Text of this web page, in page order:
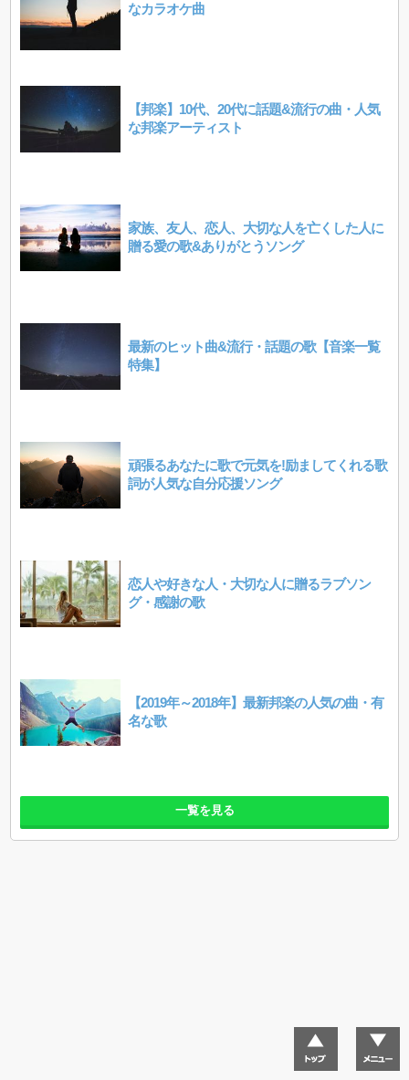
なカラオケ曲
【邦楽】10代、20代に話題&流行の曲・人気
な邦楽アーティスト
家族、友人、恋人、大切な人を亡くした人に
贈る愛の歌&ありがとうソング
最新のヒット曲&流行・話題の歌【音楽一覧
特集】
頑張るあなたに歌で元気を!励ましてくれる歌
詞が人気な自分応援ソング
恋人や好きな人・大切な人に贈るラブソン
グ・感謝の歌
【2019年～2018年】最新邦楽の人気の曲・有
名な歌
一覧を見る